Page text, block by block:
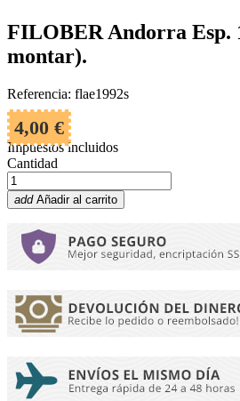
FILOBER Andorra Esp.
montar).
Referencia: flae1992s
4,00 €
Impuestos incluidos
Cantidad
add Añadir al carrito